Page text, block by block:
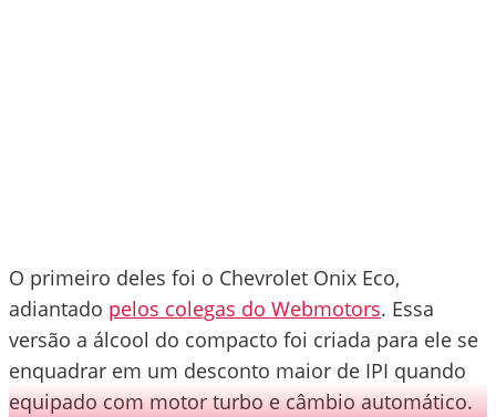
O primeiro deles foi o Chevrolet Onix Eco,
adiantado pelos colegas do Webmotors. Essa
versão a álcool do compacto foi criada para ele se
enquadrar em um desconto maior de IPI quando
equipado com motor turbo e câmbio automático.